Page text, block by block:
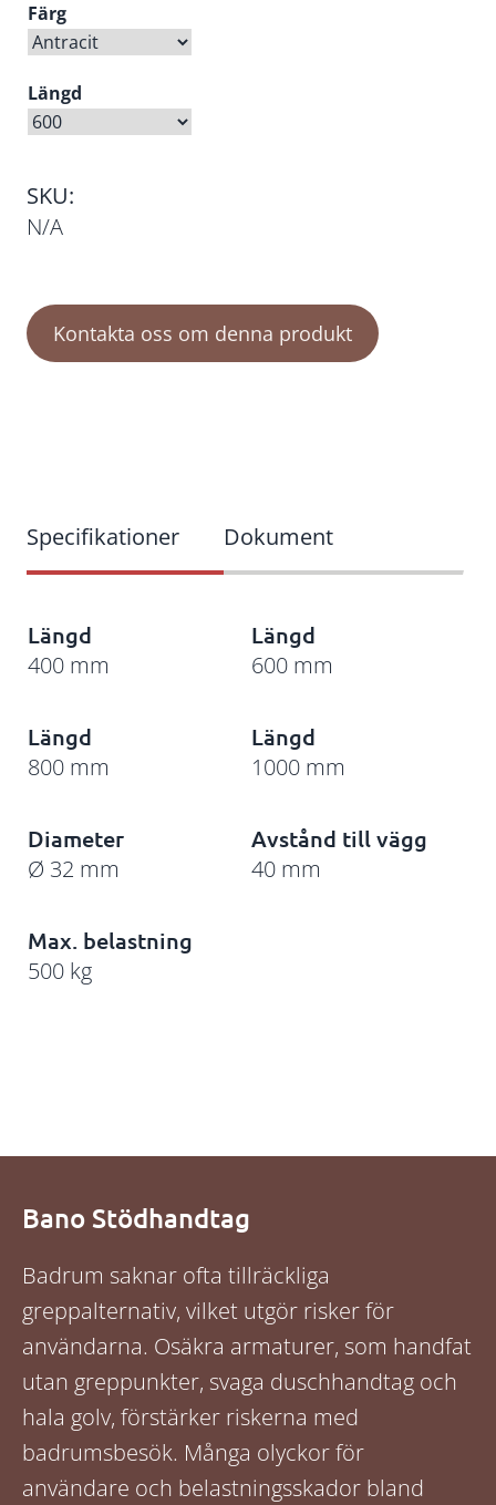
Färg
Längd
SKU:
N/A
Kontakta oss om denna produkt
Längd
400 mm
Längd
600 mm
Längd
800 mm
Längd
1000 mm
Diameter
Ø 32 mm
Avstånd till vägg
40 mm
Max. belastning
500 kg
Bano Stödhandtag
Badrum saknar ofta tillräckliga
greppalternativ, vilket utgör risker för
användarna. Osäkra armaturer, som handfat
utan greppunkter, svaga duschhandtag och
hala golv, förstärker riskerna med
badrumsbesök. Många olyckor för
användare och belastningsskador bland